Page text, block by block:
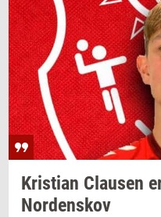
Kri­sti­an Clau­sen
Nor­denskov